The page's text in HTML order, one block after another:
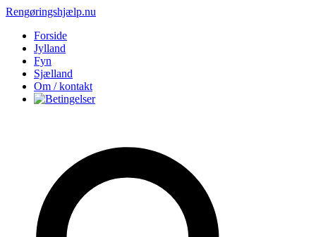
Rengøringshjælp.nu
Forside
Jylland
Fyn
Sjælland
Om / kontakt